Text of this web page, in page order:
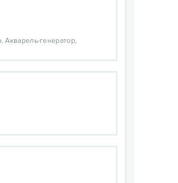
Акварель-генератор,